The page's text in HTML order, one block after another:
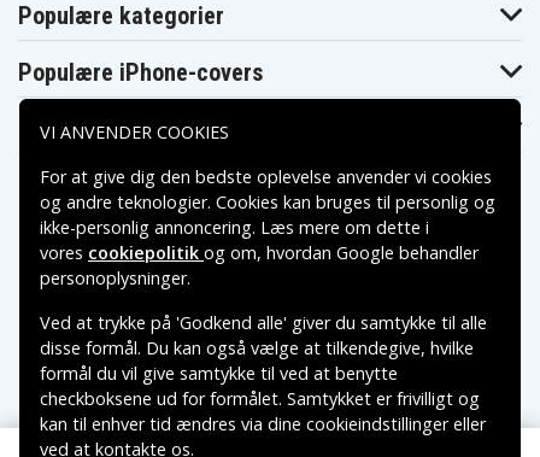
Populære kategorier
Populære iPhone-covers
Populære Samsung-covers
Betalingsmuligheder
Leveringsmuligheder
VI ANVENDER COOKIES
For at give dig den bedste oplevelse anvender vi cookies
og andre teknologier. Cookies kan bruges til personlig og
ikke-personlig annoncering. Læs mere om dette i
vores cookiepolitik og om, hvordan Google behandler
personoplysninger.
Ved at trykke på 'Godkend alle' giver du samtykke til alle
disse formål. Du kan også vælge at tilkendegive, hvilke
formål du vil give samtykke til ved at benytte
checkboksene ud for formålet. Samtykket er frivilligt og
kan til enhver tid ændres via dine cookieindstillinger eller
ved at kontakte os.